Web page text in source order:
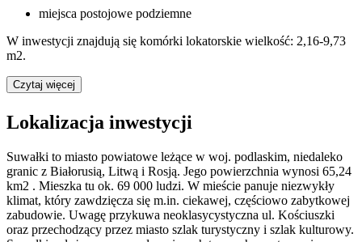
miejsca postojowe podziemne
W inwestycji znajdują się komórki lokatorskie wielkość: 2,16-9,73
m2.
Czytaj więcej
Lokalizacja inwestycji
Suwałki to miasto powiatowe leżące w woj. podlaskim, niedaleko
granic z Białorusią, Litwą i Rosją. Jego powierzchnia wynosi 65,24
km2 . Mieszka tu ok. 69 000 ludzi. W mieście panuje niezwykły
klimat, który zawdzięcza się m.in. ciekawej, częściowo zabytkowej
zabudowie. Uwagę przykuwa neoklasycystyczna ul. Kościuszki
oraz przechodzący przez miasto szlak turystyczny i szlak kulturowy.